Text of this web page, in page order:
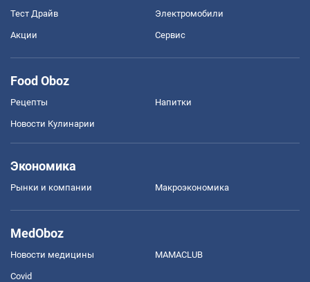
Тест Драйв Электромобили
Акции Сервис
Food Oboz
Рецепты Напитки
Новости Кулинарии
Экономика
Рынки и компании Mакроэкономика
MedOboz
Новости медицины MAMACLUB
Covid